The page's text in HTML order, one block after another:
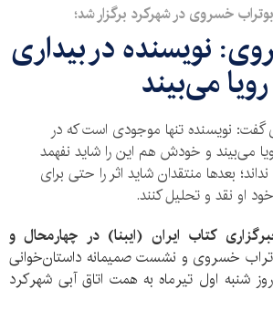
خسروی در شهرکرد برگزار شد؛
نویسنده در بیداری
رویا می‌بیند
نویسنده تنها موجودی است که در
می‌بیند و خودش هم این را شاید نفهمد
بعدها منتقدان شاید اثر را حتی برای
خود او نقد و تحلیل کنند.
کتاب ایران (ایبنا) در چهارمحال و
خسروی و نشست صمیمانه داستان‌خوانی
شنبه اول تیرماه به همت اتاق آبی شهرکرد